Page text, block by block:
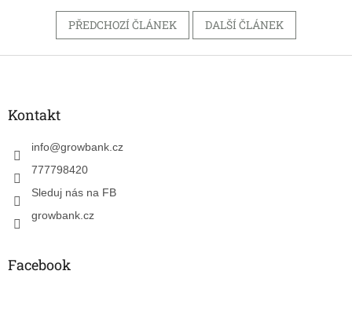
PŘEDCHOZÍ ČLÁNEK DALŠÍ ČLÁNEK
Kontakt
info@growbank.cz
777798420
Sleduj nás na FB
growbank.cz
Facebook